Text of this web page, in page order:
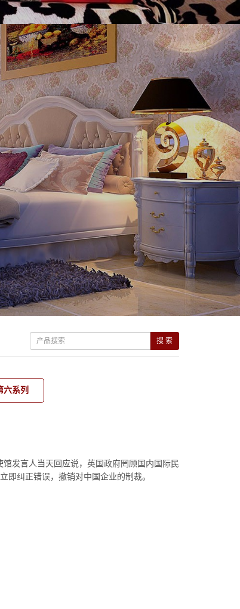
搜 索
六系列
发言人当天回应说，英国政府罔顾国内国际民
纠正错误，撤销对中国企业的制裁。